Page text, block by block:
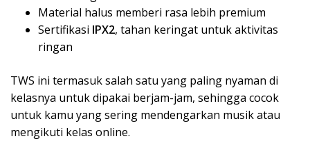
Material halus memberi rasa lebih premium
Sertifikasi IPX2, tahan keringat untuk aktivitas
ringan
TWS ini termasuk salah satu yang paling nyaman di
kelasnya untuk dipakai berjam-jam, sehingga cocok
untuk kamu yang sering mendengarkan musik atau
mengikuti kelas online.